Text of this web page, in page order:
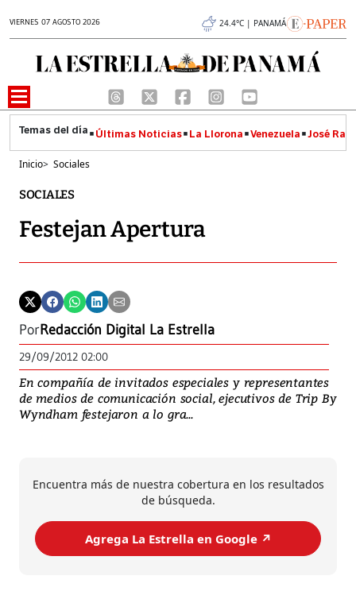
VIERNES 07 AGOSTO 2026 24.4°C | PANAMÁ
Últimas Noticias La Llorona Venezuela José
Inicio> Sociales
SOCIALES
Festejan Apertura
PorRedacción Digital La Estrella
29/09/2012 02:00
En compañía de invitados especiales y representantes
de medios de comunicación social, ejecutivos de Trip By
Wyndham festejaron a lo gra...
Encuentra más de nuestra cobertura en los resultados
de búsqueda.
Agrega La Estrella en Google ↗️